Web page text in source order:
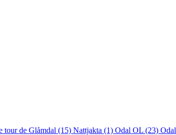
tour de Glåmdal (15) Nattjakta (1) Odal OL (23)